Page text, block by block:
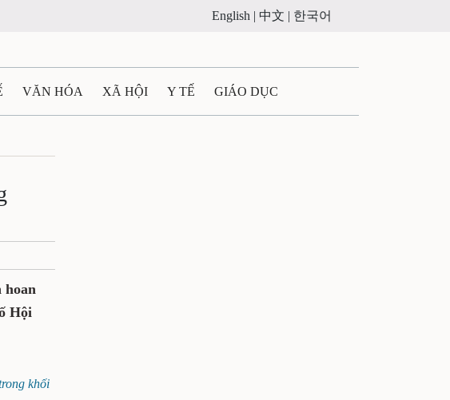
English | 中文 | 한국어
VĂN HÓA XÃ HỘI Y TẾ GIÁO DỤC
đến
quốc